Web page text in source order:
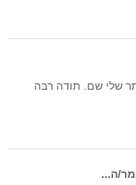
שלי שם. תודה רבה
ה...